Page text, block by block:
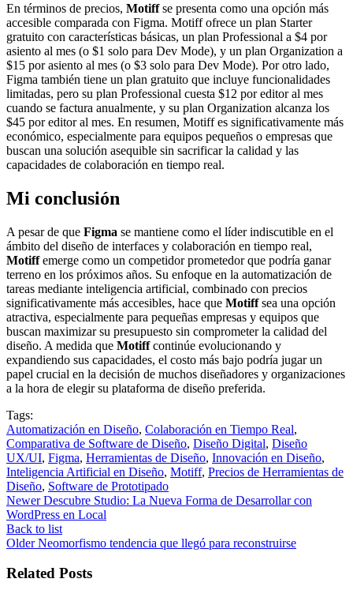
En términos de precios, Motiffse presenta como una opción más
accesible comparada con Figma. Motiff ofrece un plan Starter
gratuito con características básicas, un plan Professional a $4 por
asiento al mes (o $1 solo para Dev Mode), y un plan Organization a
$15 por asiento al mes (o $3 solo para Dev Mode). Por otro lado,
Figma también tiene un plan gratuito que incluye funcionalidades
limitadas, pero su plan Professional cuesta $12 por editor al mes
cuando se factura anualmente, y su plan Organization alcanza los
$45 por editor al mes. En resumen, Motiff es significativamente más
económico, especialmente para equipos pequeños o empresas que
buscan una solución asequible sin sacrificar la calidad y las
capacidades de colaboración en tiempo real.
Mi conclusión
A pesar de que Figma se mantiene como el líder indiscutible en el
ámbito del diseño de interfaces y colaboración en tiempo real,
Motiffemerge como un competidor prometedor que podría ganar
terreno en los próximos años. Su enfoque en la automatización de
tareas mediante inteligencia artificial, combinado con precios
significativamente más accesibles, hace que Motiffsea una opción
atractiva, especialmente para pequeñas empresas y equipos que
buscan maximizar su presupuesto sin comprometer la calidad del
diseño. A medida que Motiffcontinúe evolucionando y
expandiendo sus capacidades, el costo más bajo podría jugar un
papel crucial en la decisión de muchos diseñadores y organizaciones
a la hora de elegir su plataforma de diseño preferida.
Tags:
Automatización en Diseño, Colaboración en Tiempo Real,
Comparativa de Software de Diseño, Diseño Digital, Diseño
UX/UI, Figma, Herramientas de Diseño, Innovación en Diseño,
Inteligencia Artificial en Diseño, Motiff, Precios de Herramientas de
Diseño, Software de Prototipado
Newer Descubre Studio: La Nueva Forma de Desarrollar con
WordPress en Local
Back to list
Older Neomorfismo tendencia que llegó para reconstruirse
Related Posts